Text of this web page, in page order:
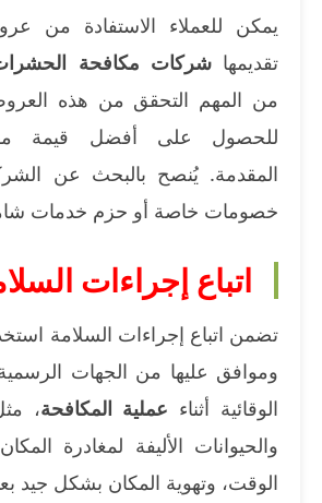
يمكن للعملاء الاستفادة من
تقديمهاشركات مكافحة
من المهم التحقق من هذه
للحصول على أفضل قيمة
المقدمة. يُنصح بالبحث عن
خصومات خاصة أو حزم خدمات
اتباع إجراءات
تضمن اتباع إجراءات السلامة
وموافق عليها من الجهات الرسمية،
الوقائية أثناء عملية المكافحة،
والحيوانات الأليفة لمغادرة
الوقت، وتهوية المكان بشكل جيد